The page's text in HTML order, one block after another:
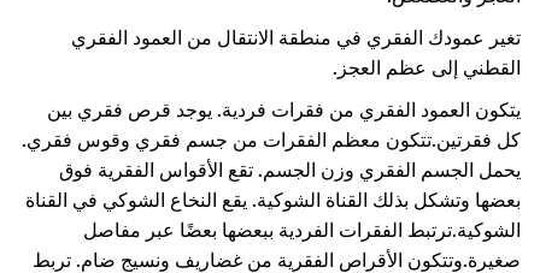
تغير عمودك الفقري في منطقة الانتقال من العمود الفقري
القطني إلى عظم العجز.
يتكون العمود الفقري من فقرات فردية. يوجد قرص فقري بين
كل فقرتين.تتكون معظم الفقرات من جسم فقري وقوس فقري.
يحمل الجسم الفقري وزن الجسم. تقع الأقواس الفقرية فوق
بعضها وتشكل بذلك القناة الشوكية. يقع النخاع الشوكي في القناة
الشوكية.ترتبط الفقرات الفردية ببعضها بعضًا عبر مفاصل
صغيرة.وتتكون الأقراص الفقرية من غضاريف ونسيج ضام. تربط